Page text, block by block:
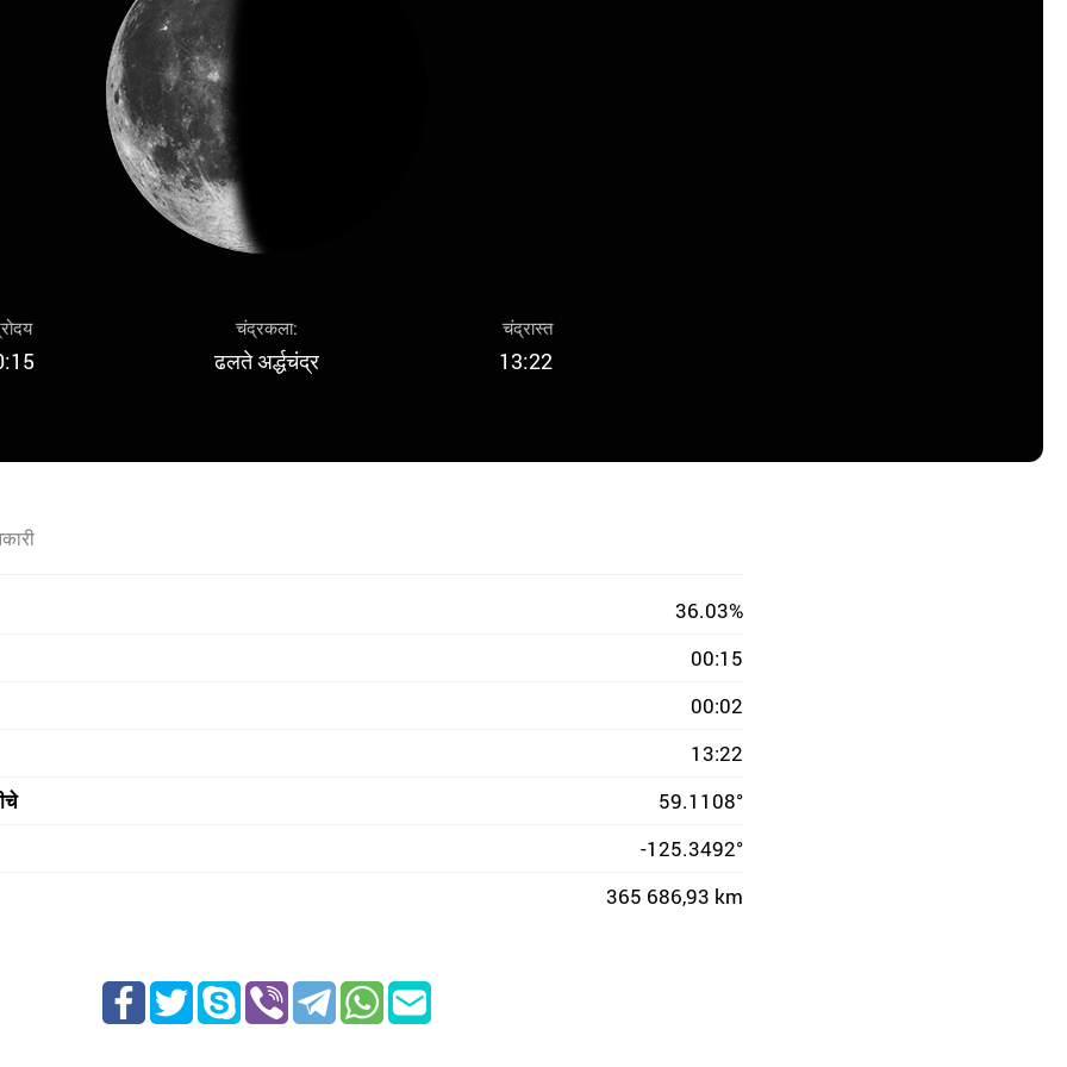
चंद्रकला:
ढलते अर्द्धचंद्र
चंद्रास्त
13:22
36.03%
00:15
00:02
13:22
59.1108°
-125.3492°
365 686,93 km